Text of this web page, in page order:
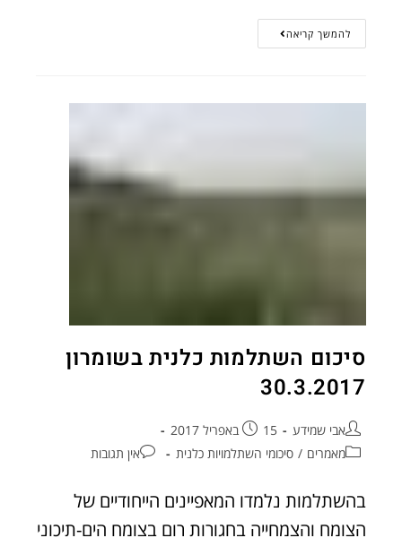
להמשך קריאה
סיכום השתלמות כלנית בשומרון
30.3.2017
אבי שמידע
15 באפריל 2017
מאמרים / סיכומי השתלמויות כלנית אין תגובות
בהשתלמות נלמדו המאפיינים הייחודיים של
הצומח והצמחייה בחגורות רום בצומח הים-תיכוני